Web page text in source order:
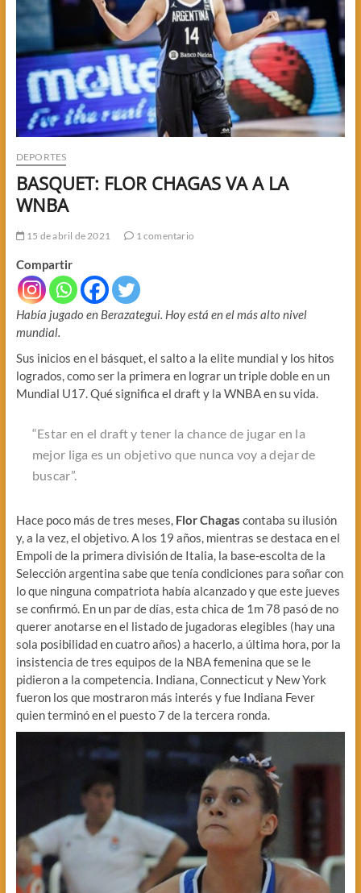
DEPORTES
BASQUET: FLOR CHAGAS VA A LA
WNBA
15 de abril de 2021 1 comentario
Compartir
Había jugado en Berazategui. Hoy está en el más alto nivel
mundial.
Sus inicios en el básquet, el salto a la elite mundial y los hitos
logrados, como ser la primera en lograr un triple doble en un
Mundial U17. Qué significa el draft y la WNBA en su vida.
“Estar en el draft y tener la chance de jugar en la
mejor liga es un objetivo que nunca voy a dejar de
buscar”.
Hace poco más de tres meses, Flor Chagas contaba su ilusión
y, a la vez, el objetivo. A los 19 años, mientras se destaca en el
Empoli de la primera división de Italia, la base-escolta de la
Selección argentina sabe que tenía condiciones para soñar con
lo que ninguna compatriota había alcanzado y que este jueves
se confirmó. En un par de días, esta chica de 1m 78 pasó de no
querer anotarse en el listado de jugadoras elegibles (hay una
sola posibilidad en cuatro años) a hacerlo, a última hora, por la
insistencia de tres equipos de la NBA femenina que se le
pidieron a la competencia. Indiana, Connecticut y New York
fueron los que mostraron más interés y fue Indiana Fever
quien terminó en el puesto 7 de la tercera ronda.